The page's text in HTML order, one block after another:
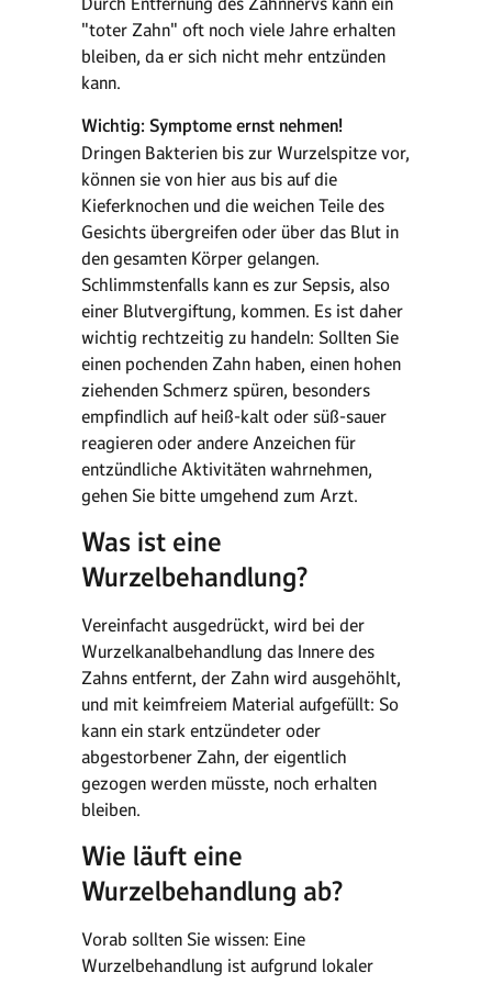
"toter Zahn" oft noch viele Jahre erhalten
bleiben, da er sich nicht mehr entzünden
kann.
Wichtig: Symptome ernst nehmen!
Dringen Bakterien bis zur Wurzelspitze vor,
können sie von hier aus bis auf die
Kieferknochen und die weichen Teile des
Gesichts übergreifen oder über das Blut in
den gesamten Körper gelangen.
Schlimmstenfalls kann es zur Sepsis, also
einer Blutvergiftung, kommen. Es ist daher
wichtig rechtzeitig zu handeln: Sollten Sie
einen pochenden Zahn haben, einen hohen
ziehenden Schmerz spüren, besonders
empfindlich auf heiß-kalt oder süß-sauer
reagieren oder andere Anzeichen für
entzündliche Aktivitäten wahrnehmen,
gehen Sie bitte umgehend zum Arzt.
Was ist eine
Wurzelbehandlung?
Vereinfacht ausgedrückt, wird bei der
Wurzelkanalbehandlung das Innere des
Zahns entfernt, der Zahn wird ausgehöhlt,
und mit keimfreiem Material aufgefüllt: So
kann ein stark entzündeter oder
abgestorbener Zahn, der eigentlich
gezogen werden müsste, noch erhalten
bleiben.
Wie läuft eine
Wurzelbehandlung ab?
Vorab sollten Sie wissen: Eine
Wurzelbehandlung ist aufgrund lokaler